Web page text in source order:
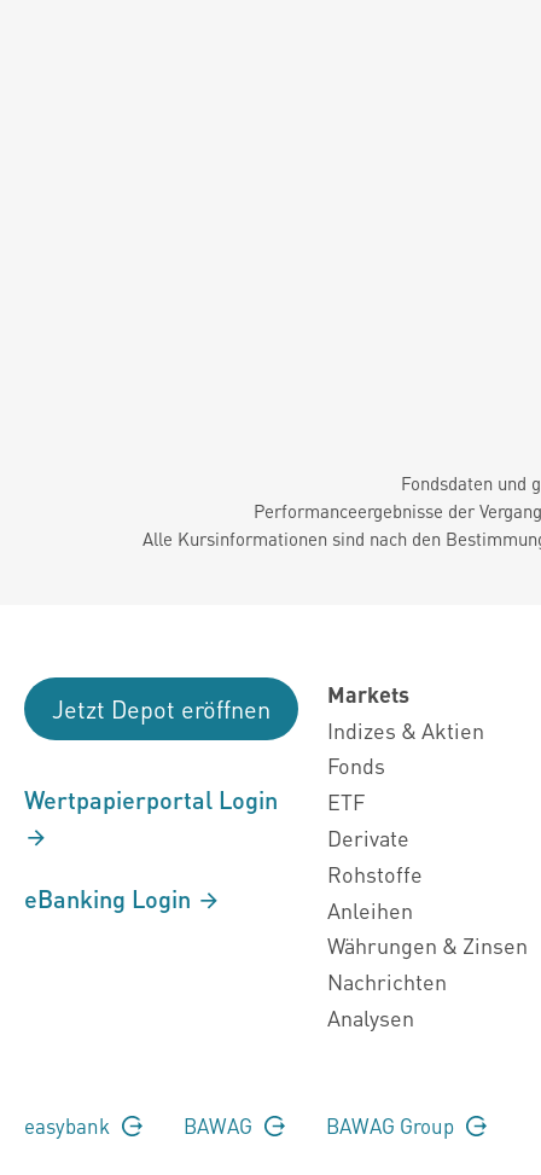
Fondsdaten und
Performanceergebnisse der
Alle Kursinformationen sind nach den
Jetzt Depot eröffnen
Wertpapierportal Login
eBanking Login
Markets
Indizes & Aktien
Fonds
ETF
Derivate
Rohstoffe
Anleihen
Währungen & Zinsen
Nachrichten
Analysen
easybank BAWAG BAWAG Group